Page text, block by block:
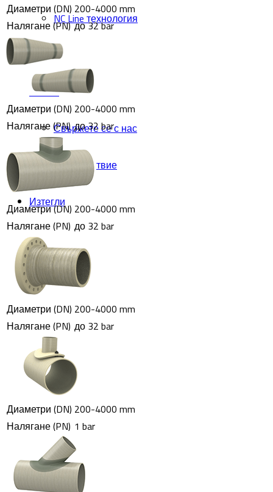
NC Line технология
Защо GRP
За нас
Свържете се с нас
Съответствие
Изтегли
Menu
Диаметри (DN) 200-4000 mm
Налягане (PN) до 32 bar
Диаметри (DN) 200-4000 mm
Налягане (PN) до 32 bar
Диаметри (DN) 200-4000 mm
Налягане (PN) до 32 bar
Диаметри (DN) 200-4000 mm
Налягане (PN) до 32 bar
Диаметри (DN) 200-4000 mm
Налягане (PN) 1 bar